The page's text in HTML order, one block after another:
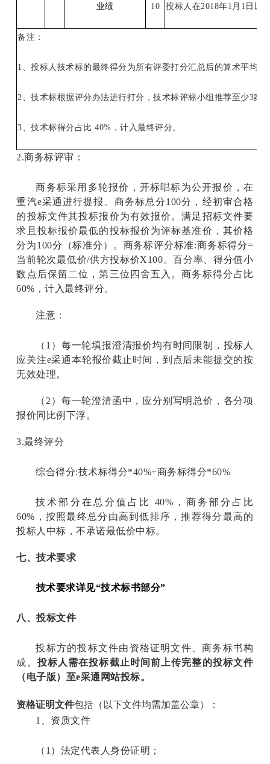
业绩 10 投标人在2018年1 月 1 日以
备注：
1 、投标人技术标的最终得分为所有评委打分汇总后的算术平均值
2、技术标根据评分办法进行打分，技术标评标小组推荐至少3家
3、技术标得分占比 40% ，计入最终评分。
2.商务标评审：
商务标采用多轮报价，开标唱标为公开报价，在
重汽e采通进行提报。商务标总分100分，经初审合格
的投标文件其投标报价为有效报价。满足招标文件要
求且投标报价最低的投标报价为评标基准价，其价格
分为100分（标准分）。商务标评分标准:商务标得分=
当前轮次最低价/供方投标价X100。百分率、得分值小
数点后保留二位，第三位四舍五入。商务标得分占比
60%，计入最终评分。
注意：
（1）每一轮填报澄清报价均有时间限制，投标人
应关注e采通本轮报价截止时间，到点后未能提交的按
无效处理。
（2）每一轮澄清函中，应分别写明总价，各分项
报价同比例下浮。
3.最终评分
综合得分:技术标得分*40%+商务标得分*60%
技术部分在总分值占比 40%，商务部分占比
60%，按照最终总分由高到低排序，推荐得分最高的
投标人中标，不承诺最低价中标。
七、技术要求
技术要求详见“技术标书部分”
八、投标文件
投标方的投标文件由资格证明文件、商务标书构
成。 投标人需在投标截止时间前上传完整的投标文件
（电子版）至e采通网站投标。
资格证明文件包括（以下文件均需加盖公章）：
1
、资质文件
（1）法定代表人身份证明；